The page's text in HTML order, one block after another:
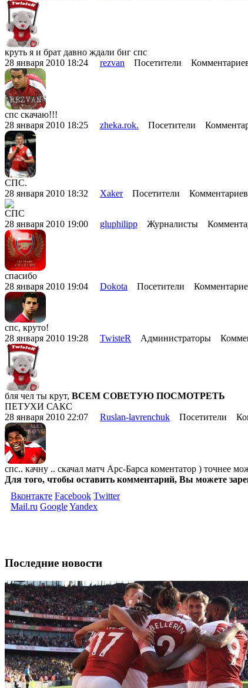
круть я и брат давно ждали биг спс
28 января 2010 18:24 rezvan Посетители
спс скачаю!!!
28 января 2010 18:25 zheka.rok. Посетители
СПС.
28 января 2010 18:32 XakerПосетители
СПС
28 января 2010 19:00 gluphilipp Журналисты
спасибо
28 января 2010 19:04 Dokota Посетители
спс, круто!
28 января 2010 19:28 TwisteR Администраторы
бля чел ты крут, ВСЕМ СОВЕТУЮ ПОСМОТРЕТЬ
ПЕТУХИ САКС
28 января 2010 22:07 Ruslan-lavrenchuk Посетители
спс.. качну .. скачал матч Арс-Барса коментатор ) точнее
Для того, чтобы оставить комментарий, Вы можете
Вконтакте Facebook Twitter
Mail.ru GoogleYandex
Последние новости